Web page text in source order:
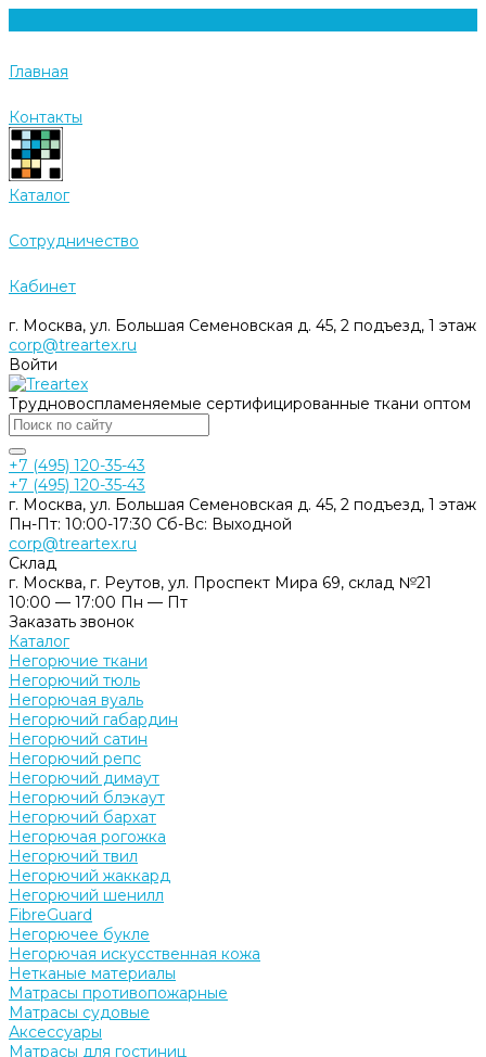
Главная
Контакты
Каталог
Cотрудничество
Кабинет
г. Москва, ул. Большая Семеновская д. 45, 2 подъезд, 1 этаж
corp@treartex.ru
Войти
Трудновоспламеняемые сертифицированные ткани оптом
+7 (495) 120-35-43
+7 (495) 120-35-43
г. Москва, ул. Большая Семеновская д. 45, 2 подъезд, 1 этаж
Пн-Пт: 10:00-17:30 Cб-Вс: Выходной
corp@treartex.ru
Склад
г. Москва, г. Реутов, ул. Проспект Мира 69, склад №21
10:00 — 17:00 Пн — Пт
Заказать звонок
Каталог
Негорючие ткани
Негорючий тюль
Негорючая вуаль
Негорючий габардин
Негорючий сатин
Негорючий репс
Негорючий димаут
Негорючий блэкаут
Негорючий бархат
Негорючая рогожка
Негорючий твил
Негорючий жаккард
Негорючий шенилл
FibreGuard
Негорючее букле
Негорючая искусственная кожа
Нетканые материалы
Матрасы противопожарные
Матрасы судовые
Аксессуары
Матрасы для гостиниц